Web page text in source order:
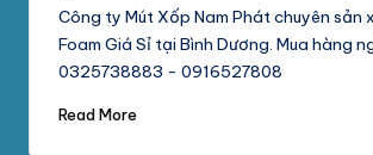
Công ty Mút Xốp Nam Phát chuyên sản
Foam Giá Sỉ tại Bình Dương. Mua hàng
0325738883 - 0916527808
Read More